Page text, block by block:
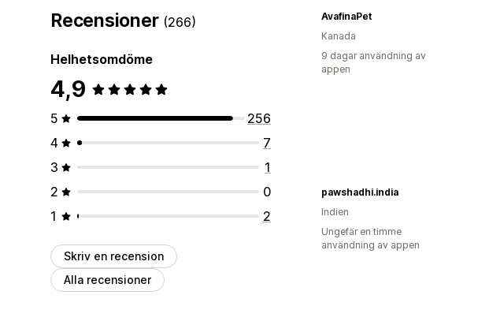
Recensioner (266)
Helhetsomdöme
4,9
5
256
4
7
3
1
2
0
1
2
Skriv en recension
Alla recensioner
AvafinaPet
Kanada
9 dagar användning av
appen
pawshadhi.india
Indien
Ungefär en timme
användning av appen